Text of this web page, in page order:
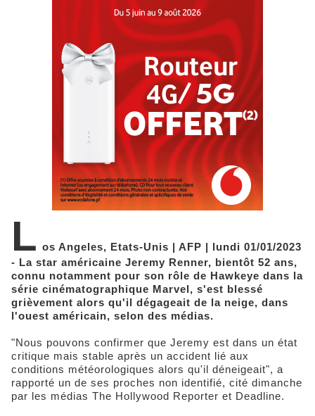
L os Angeles, Etats-Unis | AFP | lundi 01/01/2023
- La star américaine Jeremy Renner, bientôt 52 ans,
connu notamment pour son rôle de Hawkeye dans la
série cinématographique Marvel, s'est blessé
grièvement alors qu'il dégageait de la neige, dans
l'ouest américain, selon des médias.
"Nous pouvons confirmer que Jeremy est dans un état
critique mais stable après un accident lié aux
conditions météorologiques alors qu'il déneigeait", a
rapporté un de ses proches non identifié, cité dimanche
par les médias The Hollywood Reporter et Deadline.